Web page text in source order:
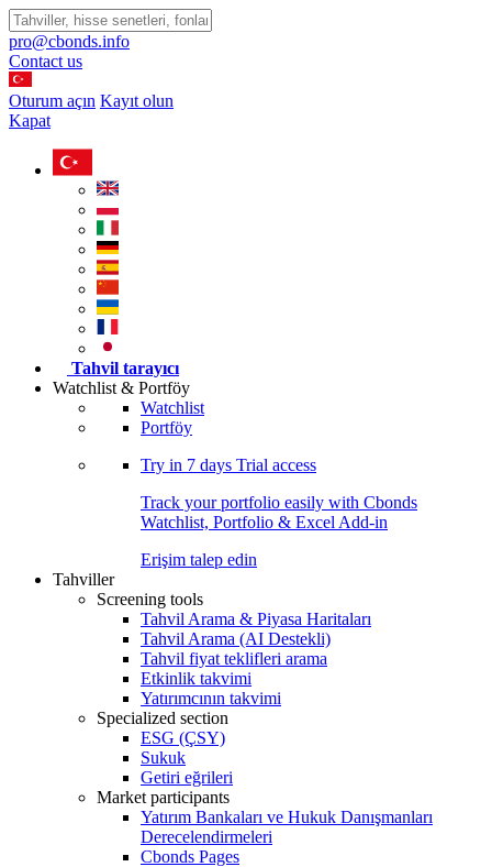
pro@cbonds.info
Contact us
Oturum açın Kayıt olun
Kapat
Tahvil tarayıcı
Watchlist & Portföy
Watchlist
Portföy
Try in 7 days Trial access
Track your portfolio easily with Cbonds
Watchlist, Portfolio & Excel Add-in
Erişim talep edin
Tahviller
Screening tools
Tahvil Arama & Piyasa Haritaları
Tahvil Arama (AI Destekli)
Tahvil fiyat teklifleri arama
Etkinlik takvimi
Yatırımcının takvimi
Specialized section
ESG (ÇSY)
Sukuk
Getiri eğrileri
Market participants
Yatırım Bankaları ve Hukuk Danışmanları
Derecelendirmeleri
Cbonds Pages